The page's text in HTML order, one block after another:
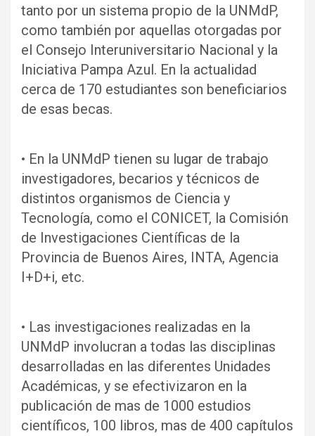
tanto por un sistema propio de la UNMdP,
como también por aquellas otorgadas por
el Consejo Interuniversitario Nacional y la
Iniciativa Pampa Azul. En la actualidad
cerca de 170 estudiantes son beneficiarios
de esas becas.
• En la UNMdP tienen su lugar de trabajo
investigadores, becarios y técnicos de
distintos organismos de Ciencia y
Tecnología, como el CONICET, la Comisión
de Investigaciones Científicas de la
Provincia de Buenos Aires, INTA, Agencia
I+D+i, etc.
• Las investigaciones realizadas en la
UNMdP involucran a todas las disciplinas
desarrolladas en las diferentes Unidades
Académicas, y se efectivizaron en la
publicación de mas de 1000 estudios
científicos, 100 libros, mas de 400 capítulos